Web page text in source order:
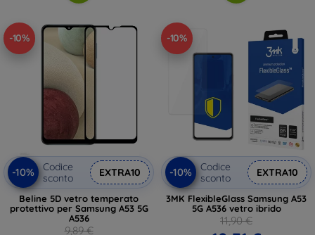
-10%
-10%
Codice
sconto
EXTRA10
Beline 5D vetro temperato
protettivo per Samsung A53 5G
A536
9,89 €
-10%
-10%
Codice
sconto
EXTRA10
3MK FlexibleGlass Samsung A53
5G A536 vetro ibrido
11,90 €